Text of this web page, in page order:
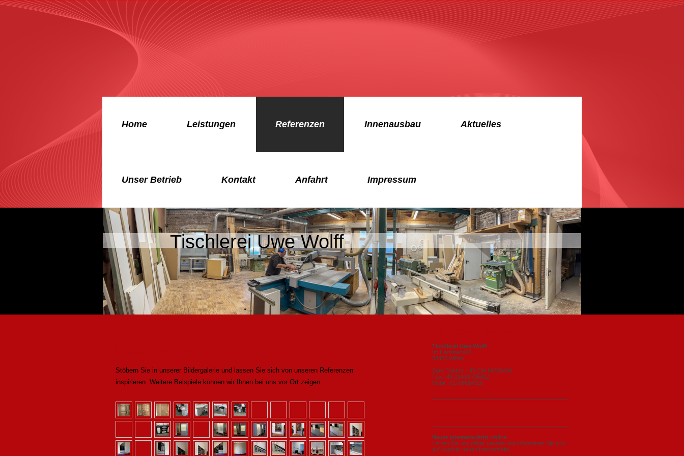
Home Leistungen Referenzen Innenausbau Aktuelles
Unser Betrieb Kontakt Anfahrt Impressum
Tischlerei Uwe Wolff
Tischlerei Uwe Wolff
Im Hammertal 6
58456 Witten
Büro Telefon: +49 234 68705400
Fax:+49 234 68705402
Mobil : 01708614325
Neuer Internetauftritt online
Lernen Sie uns näher kennen und informieren Sie sich
auf unserer neuen Internetseite.
Stöbern Sie in unserer Bildergalerie und lassen Sie sich von unseren Referenzen
inspirieren. Weitere Beispiele können wir Ihnen bei uns vor Ort zeigen.